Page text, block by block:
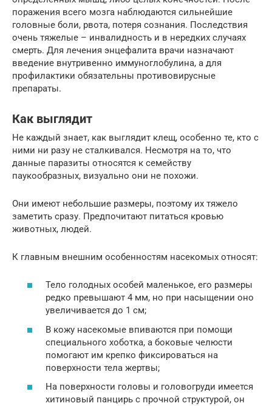
поражения всего мозга наблюдаются сильнейшие
головные боли, рвота, потеря сознания. Последствия
очень тяжелые – инвалидность и в нередких случаях
смерть. Для лечения энцефалита врачи назначают
введение внутривенно иммуноглобулина, а для
профилактики обязательны противовирусные
препараты.
Как выглядит
Не каждый знает, как выглядит клещ, особенно те, кто с
ними ни разу не сталкивался. Несмотря на то, что
данные паразиты относятся к семейству
паукообразных, визуально они не похожи.
Они имеют небольшие размеры, поэтому их тяжело
заметить сразу. Предпочитают питаться кровью
животных, людей.
К главным внешним особенностям насекомых относят:
Тело голодных особей маленькое, его размеры
редко превышают 4 мм, но при насыщении оно
увеличивается до 1 см;
В кожу насекомые впиваются при помощи
специального хоботка, а боковые челюсти
помогают им крепко фиксироваться на
поверхности тела жертвы;
На поверхности головы и головогруди имеется
хитиновый панцирь с прочной структурой, он